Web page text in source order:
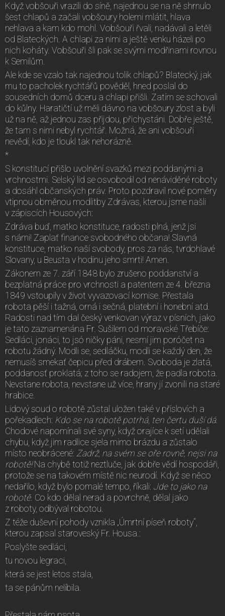
Když vobšouři vrazili do síně, najednou se na ně shrnulo
šest chlapů a začali vobšoury holemi mlátit, hlava
nehlava a kam kdo mohl. Vobšouři řvali, nadávali a letěli
od Blateckých. A chlapi za nimi a ještě venku házeli po
nich koháty. Vobšouři šli pak se svými modřinami rovnou
k Semilům.
Ale kde se vzalo tak najednou tolik chlapů? Blatecký, jak
mu to pacholek rychtářů pověděl, hned poslal do
sousedních domů dceru a chlapi přišli. Zatím se schovali
do kůlny. Haratičtí už měli dávno na vobšoury zlost a byli
už na ně, až jednou zas přijdou, přichystáni. Dobře ještě,
že tam s nimi nebyl rychtář. Možná, že ani vobšouři
nevědí, kdo je tloukl tak nehorázně.
*
S konstitucí přišlo uvolnění svazků mezi poddanými a
vrchnostmi. Selský lid se osvobodil od nenáviděné roboty
a dosáhl občanských práv. Proto pozdravil nové poměry
vtipnou obměnou modlitby Zdrávas, kterou jsme našli
v zápiscích Housových:
Zdráva buď, matko konstituce, radosti plná, jenž jsi
s námi! Zaplať finance svobodného občana! Slavná
konstituce, matko naší svobody, pros za nás, tvrdohlavé
Slovany, u Beusta v hodinu jeho smrti! Amen.
Zákonem ze 7. září 1848 bylo zrušeno poddanství a
bezplatná práce pro vrchnosti a patentem ze 4. března
1849 vstoupily v život vyvazovací komise. Přestala
robota pěší i tažná, orná i sečná, platební i honební atd.
Radosti nad tím dal český venkovan výraz v písních, jako
je tato zaznamenána Fr. Sušilem od moravské Třebíče:
Sedláci, jonáci, to jsó ničky páni, nesmí jim poróčet na
robotu žádný. Modli se, sedláčku, modli se každý den, že
nemusíš smekať čepicu před drábem. Svoboda je zlatá,
poddanosť proklatá; z toho se radojem, že padla robota.
Nevstane robota, nevstane už více, hrany jí zvonili na staré
hrabice.
Lidový soud o robotě zůstal uložen také v příslovích a
pořekadlech: Kdo se na robotě potrhá, ten čertu duší dá.
Chodové napomínali své syny, když orajíce k setí udělali
chybu, když jim radlice sjela mimo brázdu a zůstalo
místo neobrácené: Zadrž, na svém se oře rovně, nejsi na
robotě!Na chybě totiž neztluče, jak dobře vědí hospodáři,
protože se na takovém místě nic neurodí. Když se něco
nedařilo, když bylo pomalé tempo, říkali: Jde to jako na
robotě. Co kdo dělal nerad a povrchně, dělal jako
z roboty, odbýval robotou.
Z téže duševní pohody vznikla „Úmrtní píseň roboty“,
kterou zapsal staroveský Fr. Housa.:
Poslyšte sedláci,
tu novou legraci,
která se jest letos stala,
ta se pánům nelíbila.